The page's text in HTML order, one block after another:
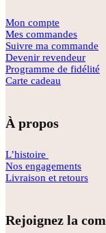
Mon compte
Mes commandes
Suivre ma commande
Devenir revendeur
Programme de fidélité
Carte cadeau
À propos
L’histoire
Nos engagements
Livraison et retours
Rejoignez la